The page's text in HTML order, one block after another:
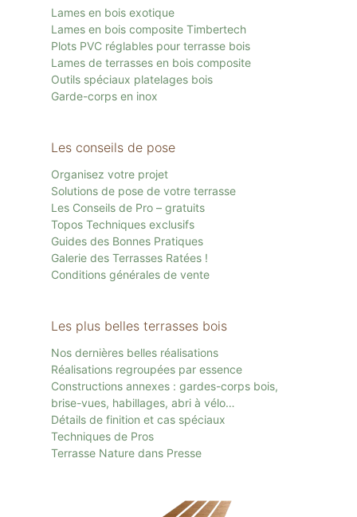
Lames en bois exotique
Lames en bois composite Timbertech
Plots PVC réglables pour terrasse bois
Lames de terrasses en bois composite
Outils spéciaux platelages bois
Garde-corps en inox
Les conseils de pose
Organisez votre projet
Solutions de pose de votre terrasse
Les Conseils de Pro – gratuits
Topos Techniques exclusifs
Guides des Bonnes Pratiques
Galerie des Terrasses Ratées !
Conditions générales de vente
Les plus belles terrasses bois
Nos dernières belles réalisations
Réalisations regroupées par essence
Constructions annexes : gardes-corps bois,
brise-vues, habillages, abri à vélo…
Détails de finition et cas spéciaux
Techniques de Pros
Terrasse Nature dans Presse